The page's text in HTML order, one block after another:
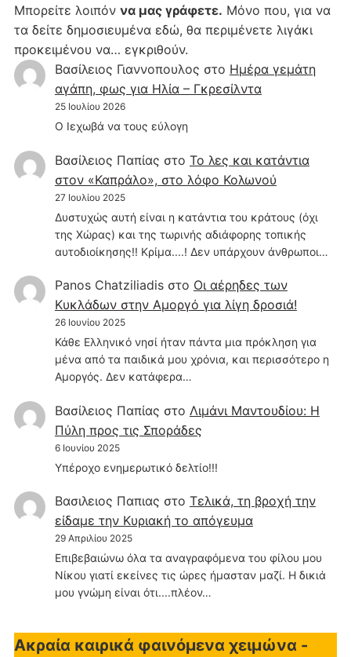
Μπορείτε λοιπόν να μας γράφετε. Μόνο που, για να
τα δείτε δημοσιευμένα εδώ, θα περιμένετε λιγάκι
προκειμένου να… εγκριθούν.
Βασίλειος Γιαννοπουλος στο Hμέρα γεμάτη
αγάπη, φως για Ηλία – Γκρεσίλντα
25 Ιουλίου 2026
Ο Ιεχωβά να τους εύλογη
Βασίλειος Παπίας στο Το λες και κατάντια
στον «Καπράλο», στο λόφο Κολωνού
27 Ιουλίου 2025
Δυστυχώς αυτή είναι η κατάντια του κράτους (όχι
της Χώρας) και της τωρινής αδιάφορης τοπικής
αυτοδιοίκησης!! Κρίμα....! Δεν υπάρχουν άνθρωποι…
Panos Chatziliadisστο Οι αέρηδες των
Κυκλάδων στην Αμοργό για λίγη δροσιά!
26 Ιουνίου 2025
Κάθε Ελληνικό νησί ήταν πάντα μια πρόκληση για
μένα από τα παιδικά μου χρόνια, και περισσότερο η
Αμοργός. Δεν κατάφερα…
Βασίλειος Παπίας στο Λιμάνι Μαντουδίου: Η
Πύλη προς τις Σποράδες
6 Ιουνίου 2025
Υπέροχο ενημερωτικό δελτίο!!!
Βασιλειος Παπιας στο Τελικά, τη βροχή την
είδαμε την Κυριακή το απόγευμα
29 Απριλίου 2025
Επιβεβαιώνω όλα τα αναγραφόμενα του φίλου μου
Νίκου γιατί εκείνες τις ώρες ήμασταν μαζί. Η δικιά
μου γνώμη είναι ότι....πλέον…
Ακραία καιρικά φαινόμενα χειμώνα -